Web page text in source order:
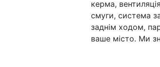
керма,
смуги, система
заднім ходом,
ваше місто. Ми